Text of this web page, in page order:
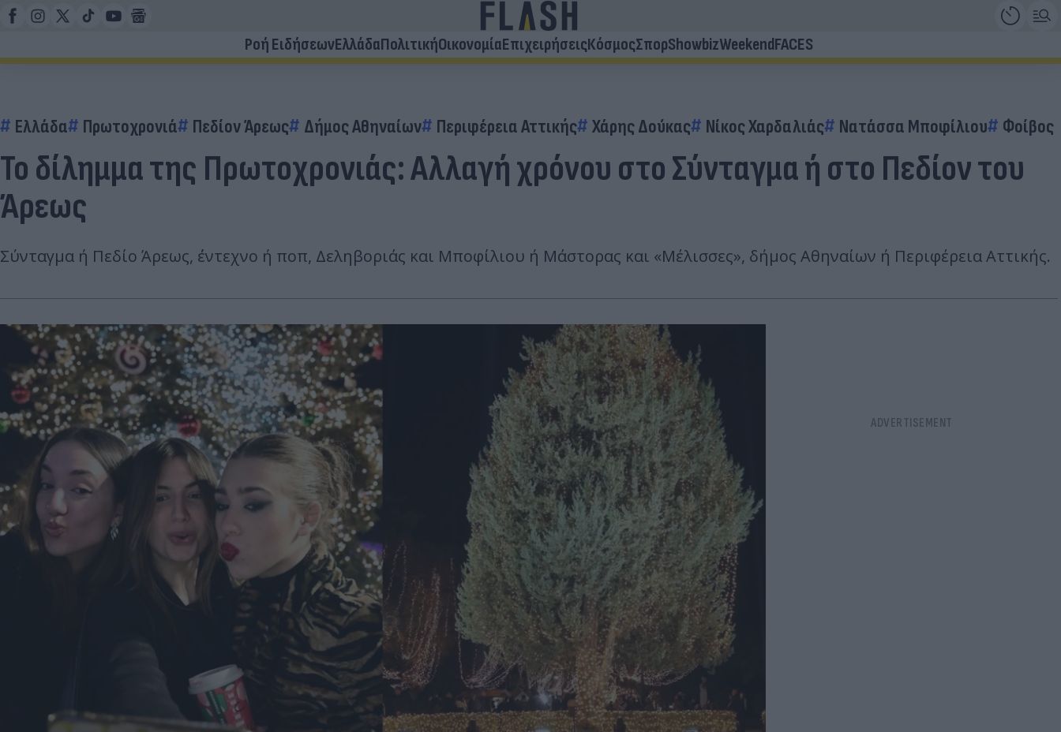
Ροή ΕιδήσεωνΕλλάδαΠολιτικήΟικονομίαΕπιχειρήσειςΚόσμοςΣπορShowbizWeekendFACES
Ελλάδα Πρωτοχρονιά Πεδίον Άρεως Δήμος Αθηναίων Περιφέρεια Αττικής Χάρης Δούκας Νίκος Χαρδαλιάς Νατάσσα Μποφίλιου Φοίβος
Το δίλημμα της Πρωτοχρονιάς: Αλλαγή χρόνου στο Σύνταγμα ή στο Πεδίον του
Άρεως
Σύνταγμα ή Πεδίο Άρεως, ΄΄εντεχνο ή ποπ, Δεληβοριάς και Μποφίλιου ή Μάστορας και «Μέλισσες», δήμος Αθηναίων ή Περιφέρεια Αττικής.